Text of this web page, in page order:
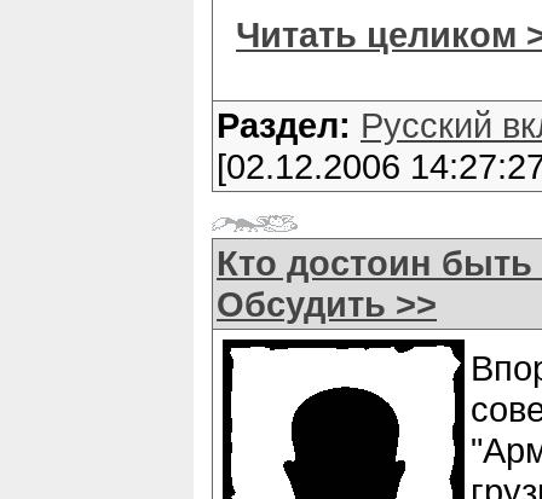
Читать целиком
Раздел: Русский
[02.12.2006
Кто достоин
Обсудить >>